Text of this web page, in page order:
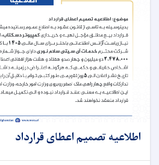
اطلاعیه تصمیم اعطای قرارداد